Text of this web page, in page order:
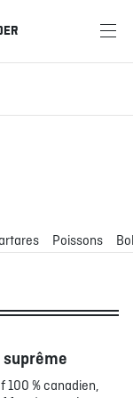
Poissons
100 % canadien,